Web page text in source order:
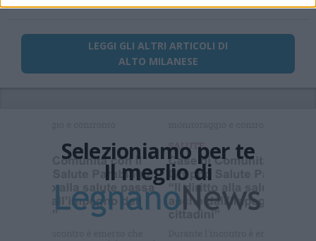
LEGGI GLI ALTRI ARTICOLI DI
ALTO MILANESE
Selezioniamo per te
Il meglio di